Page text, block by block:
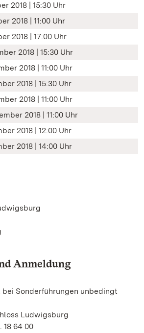
2018 | 15:30 Uhr
2018 | 11:00 Uhr
2018 | 17:00 Uhr
2018 | 15:30 Uhr
2018 | 11:00 Uhr
2018 | 15:30 Uhr
2018 | 11:00 Uhr
2018 | 11:00 Uhr
2018 | 12:00 Uhr
2018 | 14:00 Uhr
Anmeldung
bei Sonderführungen unbedingt
Ludwigsburg
18 64 00